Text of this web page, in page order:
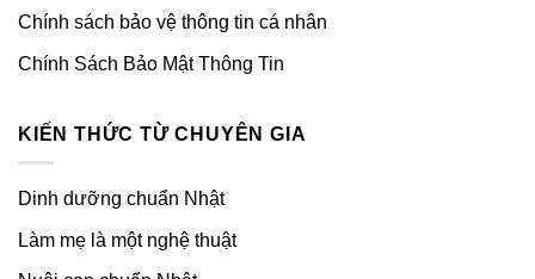
Chính sách bảo vệ thông tin cá nhân
Chính Sách Bảo Mật Thông Tin
KIẾN THỨC TỪ CHUYÊN GIA
Dinh dưỡng chuẩn Nhật
Làm mẹ là một nghệ thuật